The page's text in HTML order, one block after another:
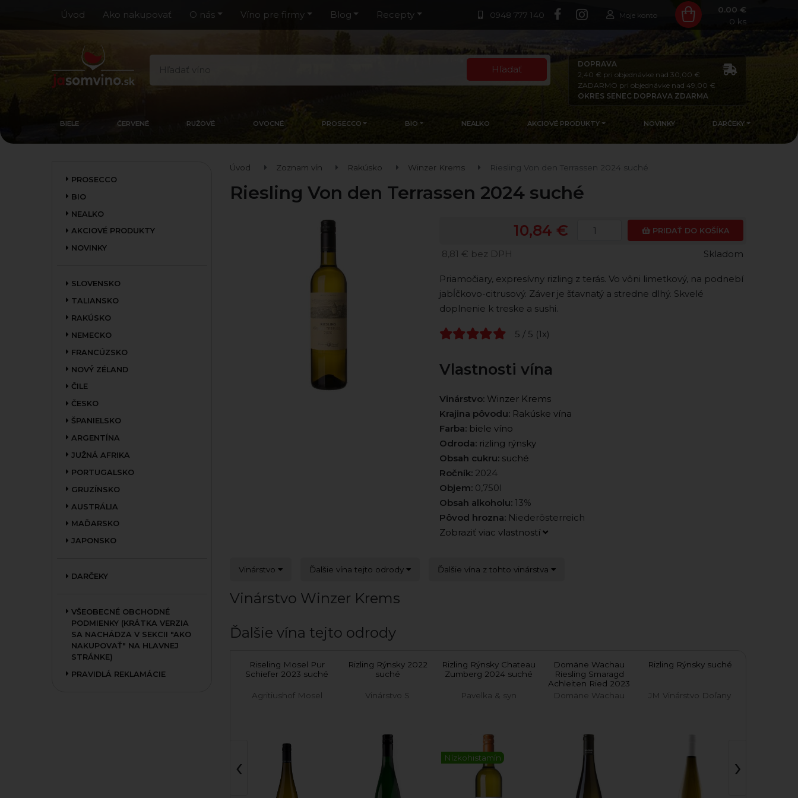
0948 777 140
Úvod Ako nakupovať O nás Víno pre firmy Blog Recepty Moje konto
0.00 €
0 ks
Hľadať
DOPRAVA
2,40 € pri objednávke nad 30,00 €
ZADARMO pri objednávke nad 49,00 €
OKRES SENEC DOPRAVA ZDARMA
BIELE ČERVENÉ RUŽOVÉ OVOCNÉ PROSECCO BIO NEALKO AKCIOVÉ PRODUKTY NOVINKY DARČEKY
PROSECCO
BIO
NEALKO
AKCIOVÉ PRODUKTY
NOVINKY
SLOVENSKO
TALIANSKO
RAKÚSKO
NEMECKO
FRANCÚZSKO
NOVÝ ZÉLAND
ČILE
ČESKO
ŠPANIELSKO
ARGENTÍNA
JUŽNÁ AFRIKA
PORTUGALSKO
GRUZÍNSKO
AUSTRÁLIA
MAĎARSKO
JAPONSKO
DARČEKY
VŠEOBECNÉ OBCHODNÉ
PODMIENKY (KRÁTKA VERZIA
SA NACHÁDZA V SEKCII "AKO
NAKUPOVAŤ" NA HLAVNEJ
STRÁNKE)
PRAVIDLÁ REKLAMÁCIE
Úvod Zoznam vín Rakúsko Winzer Krems Riesling Von den Terrassen 2024 suché
Riesling Von den Terrassen 2024 suché
10,84 €
8,81 € bez DPH
PRIDAŤ DO KOŠÍKA
Skladom
Priamočiary, expresívny rizling z terás. Vo vôni limetkový, na podnebí
jabĺčkovo-citrusový. Záver je šťavnatý a stredne dlhý. Skvelé
doplnenie k treske a sushi.
5 / 5 (1x)
Vlastnosti vína
Vinárstvo: Winzer Krems
Krajina pôvodu: Rakúske vína
Farba: biele víno
Odroda: rizling rýnsky
Obsah cukru: suché
Ročník:2024
Objem:0,750l
Obsah alkoholu:13%
Pôvod hrozna:Niederösterreich
Zobraziť viac vlastností
Vinárstvo Ďalšie vína tejto odrody Ďalšie vína z tohto vinárstva
Vinárstvo Winzer Krems
Ďalšie vína tejto odrody
Riseling Mosel Pur
Schiefer 2023 suché
Agritiushof Mosel
Rizling Rýnsky 2022
suché
Vinárstvo S
Rizling Rýnsky Chateau
Zumberg 2024 suché
Pavelka & syn
Nízkohistamín
Domäne Wachau
Riesling Smaragd
Achleiten Ried 2023
Domäne Wachau
Rizling Rýnsky suché
JM Vinárstvo Doľany
‹ ›